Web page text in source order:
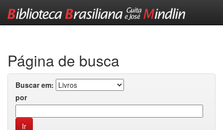
Página de busca
Buscar em:
por